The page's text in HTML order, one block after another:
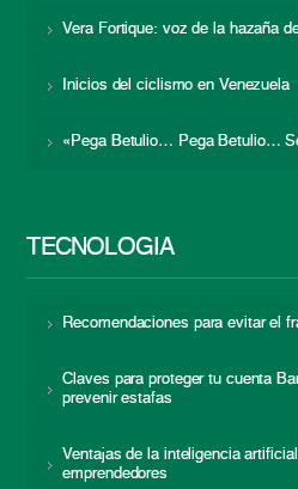
Vera Fortique: voz de la hazaña
Inicios del ciclismo en Venezuela
«Pega Betulio… Pega Betulio…
TECNOLOGÍA
Recomendaciones para evitar el
Claves para proteger tu cuenta
prevenir estafas
Ventajas de la inteligencia
emprendedores